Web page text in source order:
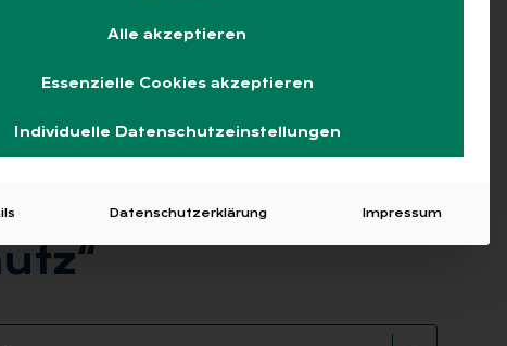
Alle akzeptieren
Essenzielle Cookies akzeptieren
Individuelle Datenschutzeinstellungen
Datenschutzerklärung Impressum